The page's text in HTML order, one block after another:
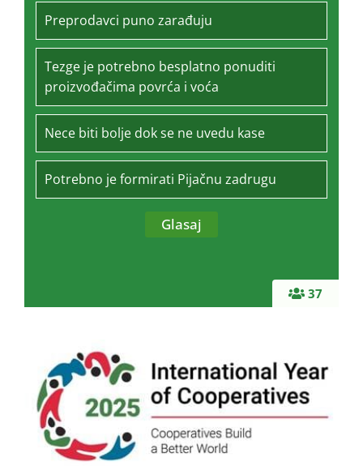
37
Preprodavci puno zarađuju
Tezge je potrebno besplatno ponuditi
proizvođačima povrća i voća
Nece biti bolje dok se ne uvedu kase
Potrebno je formirati Pijačnu zadrugu